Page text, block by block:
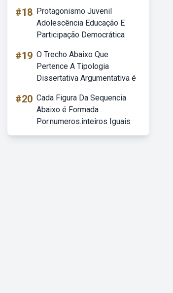
#18 Protagonismo Juvenil
Adolescência Educação E
Participação Democrática
#19 O Trecho Abaixo Que
Pertence A Tipologia
Dissertativa Argumentativa é
#20 Cada Figura Da Sequencia
Abaixo é Formada
Por.numeros.inteiros Iguais